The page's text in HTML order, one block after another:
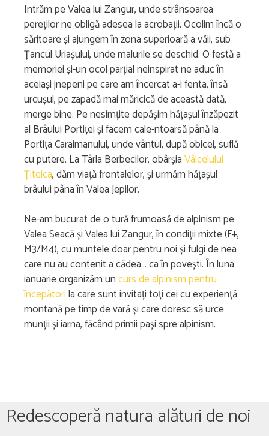
Intrăm pe Valea lui Zangur, unde strânsoarea
pereților ne obligă adesea la acrobații. Ocolim încă o
săritoare și ajungem în zona superioară a văii, sub
Țancul Uriașului, unde malurile se deschid. O festă a
memoriei și-un ocol parțial neinspirat ne aduc în
aceiași jnepeni pe care am încercat a-i fenta, însă
urcușul, pe zapadă mai măricică de această dată,
merge bine. Pe nesimțite depășim hățașul înzăpezit
al Brâului Portiței și facem cale-ntoarsă până la
Portița Caraimanului, unde vântul, după obicei, suflă
cu putere. La Târla Berbecilor, obârșiaVâlcelului
Țiteica, dăm viață frontalelor, și urmăm hățașul
brâului pâna în Valea Jepilor.
Ne-am bucurat de o tură frumoasă de alpinism pe
Valea Seacă și Valea lui Zangur, în condiții mixte (F+,
M3/M4), cu muntele doar pentru noi și fulgi de nea
care nu au contenit a cădea… ca în povești. În luna
ianuarie organizăm uncurs de alpinism pentru
începătorila care sunt invitați toți cei cu experiență
montană pe timp de vară și care doresc să urce
munții și iarna, făcând primii pași spre alpinism.
Redescoperă natura alături de noi